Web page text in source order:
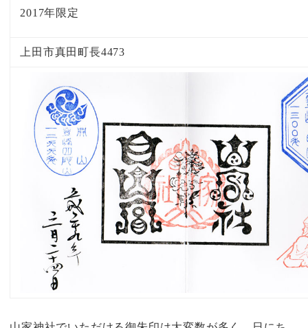
2017年限定
上田市真田町長4473